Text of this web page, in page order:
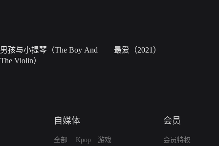
男孩与小提琴（The Boy And
The Violin）
最爱（2021）
自媒体
全部
Kpop
游戏
会员
会员特权